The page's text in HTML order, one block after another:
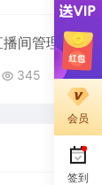
抖音千万GMV直播间管理秘籍：学会管理团队的主播，轻松掌控主播情绪
345
会员
签到